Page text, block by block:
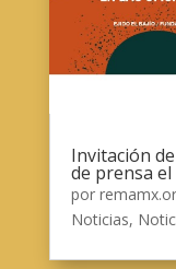
Invitación
de prensa
por
Noticias,